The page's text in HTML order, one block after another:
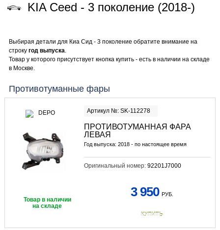
KIA Ceed - 3 поколение (2018-)
Выбирая детали для Киа Сид - 3 поколение обратите внимание на
строку год выпуска.
Товар у которого присутствует кнопка купить - есть в наличии на складе
в Москве.
Противотуманные фары
Артикул №: SK-112278
ПРОТИВОТУМАННАЯ ФАРА
ЛЕВАЯ
Год выпуска: 2018 - по настоящее время
Оригинальный номер: 92201J7000
Товар в наличии
на складе
3 950 РУБ.
КУПИТЬ